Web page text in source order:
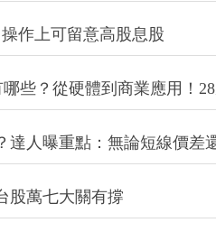
作上可留意高股息股
些？從硬體到商業應用！
達人曝重點：無論短線價差
股萬七大關有撐